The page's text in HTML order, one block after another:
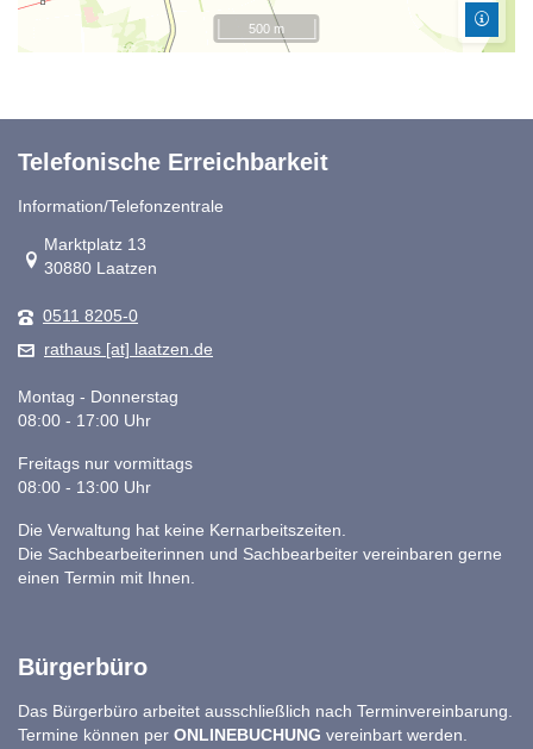
500 m
Telefonische Erreichbarkeit
Information/Telefonzentrale
Link zur Google-Maps Navigation
Marktplatz 13
30880 Laatzen
0511 8205-0
rathaus [at] laatzen.de
Montag - Donnerstag
08:00 - 17:00 Uhr
Freitags nur vormittags
08:00 - 13:00 Uhr
Die Verwaltung hat keine Kernarbeitszeiten.
Die Sachbearbeiterinnen und Sachbearbeiter vereinbaren gerne
einen Termin mit Ihnen.
Bürgerbüro
Das Bürgerbüro arbeitet ausschließlich nach Terminvereinbarung.
Termine können per ONLINEBUCHUNG vereinbart werden.